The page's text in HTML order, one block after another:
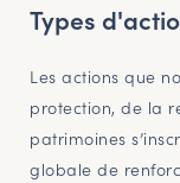
Types
Les actions que
protection, de la
patrimoines
globale de